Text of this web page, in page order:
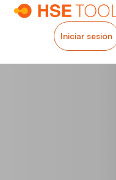
Iniciar sesión